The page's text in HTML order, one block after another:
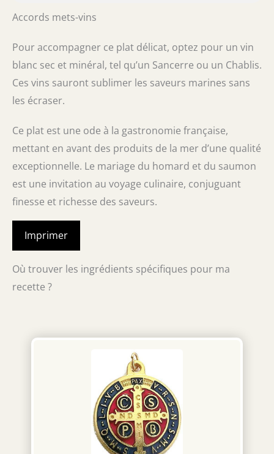
Accords mets-vins
Pour accompagner ce plat délicat, optez pour un vin
blanc sec et minéral, tel qu’un Sancerre ou un Chablis.
Ces vins sauront sublimer les saveurs marines sans
les écraser.
Ce plat est une ode à la gastronomie française,
mettant en avant des produits de la mer d’une qualité
exceptionnelle. Le mariage du homard et du saumon
est une invitation au voyage culinaire, conjuguant
finesse et richesse des saveurs.
Imprimer
Où trouver les ingrédients spécifiques pour ma
recette ?